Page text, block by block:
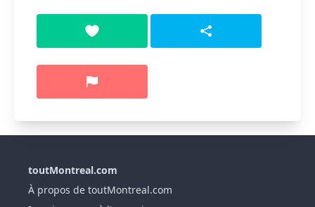
toutMontreal.com
À propos de toutMontreal.com